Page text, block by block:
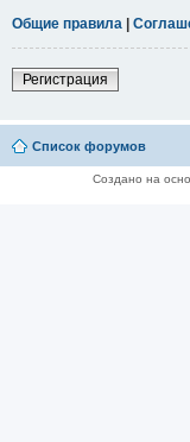
Общие правила |
Регистрация
Список форумов
Создано на